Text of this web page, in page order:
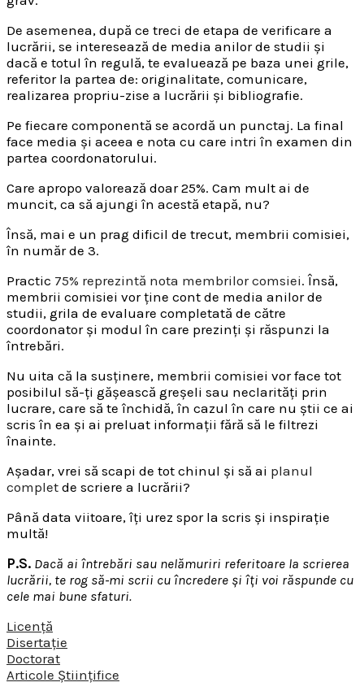
De asemenea, după ce treci de etapa de verificare a
lucrării, se interesează de media anilor de studii și
dacă e totul în regulă, te evaluează pe baza unei grile,
referitor la partea de: originalitate, comunicare,
realizarea propriu-zise a lucrării și bibliografie.
Pe fiecare componentă se acordă un punctaj. La final
face media și aceea e nota cu care intri în examen din
partea coordonatorului.
Care apropo valorează doar 25%. Cam mult ai de
muncit, ca să ajungi în acestă etapă, nu?
Însă, mai e un prag dificil de trecut, membrii comisiei,
în număr de 3.
Practic 75% reprezintă nota membrilor comsiei. Însă,
membrii comisiei vor ține cont de media anilor de
studii, grila de evaluare completată de către
coordonator și modul în care prezinți și răspunzi la
întrebări.
Nu uita că la susținere, membrii comisiei vor face tot
posibilul să-ți gășească greșeli sau neclarități prin
lucrare, care să te închidă, în cazul în care nu știi ce ai
scris în ea și ai preluat informații fără să le filtrezi
înainte.
Așadar, vrei să scapi de tot chinul și să ai planul
complet de scriere a lucrării?
Până data viitoare, îți urez spor la scris și inspirație
multă!
P.S. Dacă ai întrebări sau nelămuriri referitoare la scrierea
lucrării, te rog să-mi scrii cu încredere și îți voi răspunde cu
cele mai bune sfaturi.
Licență
Disertație
Doctorat
Articole Științifice